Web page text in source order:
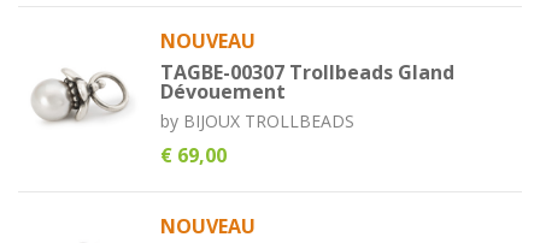
NOUVEAU
TAGBE-00307 Trollbeads Gland
Dévouement
by BIJOUX TROLLBEADS
€ 69,00
NOUVEAU